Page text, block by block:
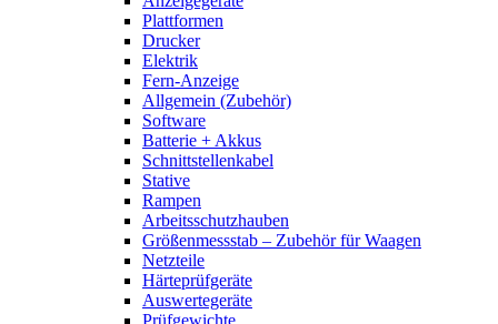
Plattformen
Drucker
Elektrik
Fern-Anzeige
Allgemein (Zubehör)
Software
Batterie + Akkus
Schnittstellenkabel
Stative
Rampen
Arbeitsschutzhauben
Größenmessstab – Zubehör für Waagen
Netzteile
Härteprüfgeräte
Auswertegeräte
Prüfgewichte